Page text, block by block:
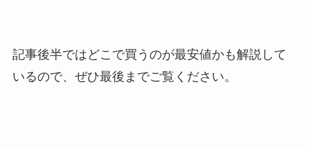
記事後半ではどこで買うのが最安値かも解説して
いるので、ぜひ最後までご覧ください。